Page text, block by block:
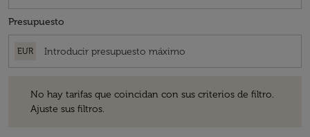
Presupuesto
EUR
No hay tarifas que coincidan con sus criterios de filtro.
Ajuste sus filtros.